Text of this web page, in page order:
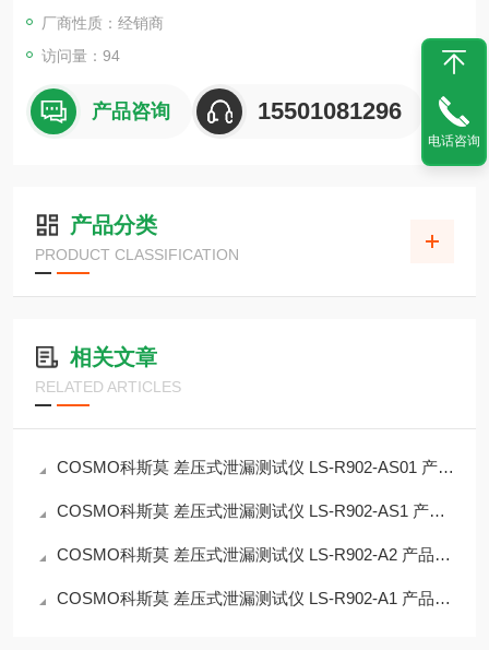
厂商性质：经销商
访问量：94
产品咨询 15501081296
产品分类
PRODUCT CLASSIFICATION
相关文章
RELATED ARTICLES
COSMO科斯莫 差压式泄漏测试仪 LS‑R902‑AS01 产品简介
COSMO科斯莫 差压式泄漏测试仪 LS‑R902‑AS1 产品简介
COSMO科斯莫 差压式泄漏测试仪 LS‑R902‑A2 产品简介
COSMO科斯莫 差压式泄漏测试仪 LS‑R902‑A1 产品简介
电话咨询